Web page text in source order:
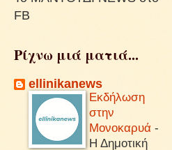
FB
Ρίχνω μιά ματιά...
ellinikanews
Εκδήλωση
στην
Μονοκαρυά -
Η Δημοτική